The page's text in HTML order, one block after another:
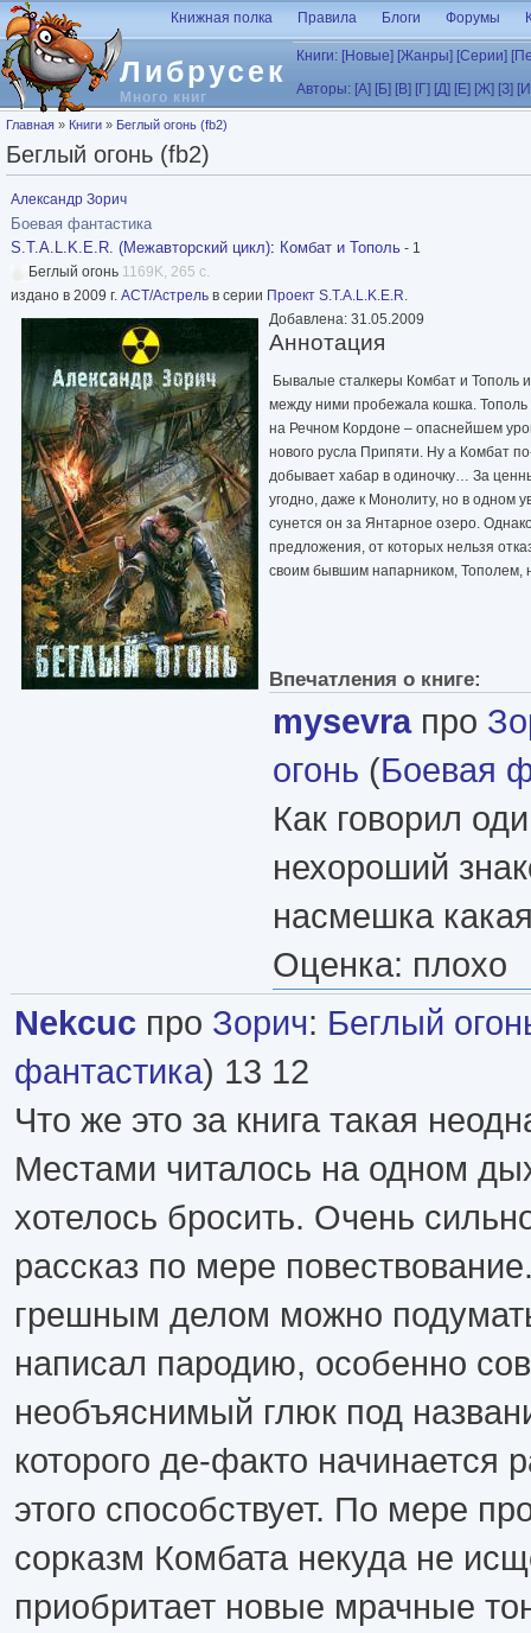
Перейти к основному содержанию
Либрусек
Много книг
Книжная полка Правила Блоги Форумы
Книги: [Новые] [Жанры] [Серии]
Авторы: [А] [Б] [В] [Г] [Д] [Е] [Ж] [З]
Вы здесь
Главная » Книги » Беглый огонь (fb2)
Беглый огонь (fb2)
Александр Зорич
Боевая фантастика
S.T.A.L.K.E.R. (Межавторский цикл): Комбат и Тополь - 1
Беглый огонь 1169K, 265 с.
издано в 2009 г. АСТ/Астрель в серии Проект S.T.A.L.K.E.R.
Добавлена: 31.05.2009
Аннотация
Бывалые сталкеры Комбат и Тополь
между ними пробежала кошка.
на Речном Кордоне – опаснейшем
нового русла Припяти. Ну а Комбат
добывает хабар в одиночку… За
угодно, даже к Монолиту, но в одном
сунется он за Янтарное озеро.
предложения, от которых нельзя
своим бывшим напарником, Тополем,
Впечатления о книге:
mysevraпро
огонь (Боевая
Как говорил
нехороший
насмешка
Оценка: плохо
Nekcuc про Зорич: Беглый
фантастика) 13 12
Что же это за книга такая
Местами читалось на одном
хотелось бросить. Очень
рассказ по мере
грешным делом можно
написал пародию, особенно
необъяснимый глюк под
которого де-факто начинается
этого способствует. По мере
сорказм Комбата некуда не
приобритает новые мрачные